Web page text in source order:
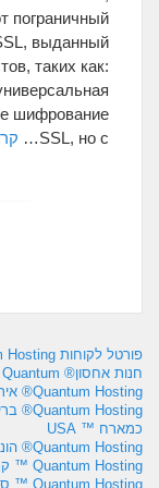
пограничный
, выданный
, таких как:
шифрование
SSL, но с
…
פורטל לקוחות Quantum Hosting®
חנות אחסון® Quantum אירלנד
Quantum Hosting® אירלנד
Quantum Hosting® בריטניה
כמארח ™ USA
Quantum Hosting® הונג קונג
Quantum Hosting ™ קנדה
Quantum Hosting ™ סינגפור